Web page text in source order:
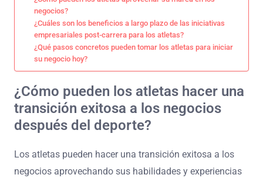
negocios?
¿Cuáles son los beneficios a largo plazo de las iniciativas
empresariales post-carrera para los atletas?
¿Qué pasos concretos pueden tomar los atletas para iniciar
su negocio hoy?
¿Cómo pueden los atletas hacer una
transición exitosa a los negocios
después del deporte?
Los atletas pueden hacer una transición exitosa a los
negocios aprovechando sus habilidades y experiencias